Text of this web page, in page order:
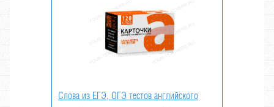
Слова из ЕГЭ, ОГЭ тестов английского